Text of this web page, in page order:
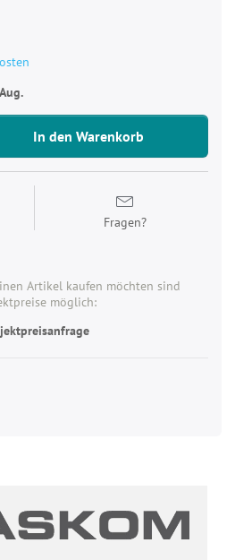
In den Warenkorb
Fragen?
Artikel kaufen möchten sind
möglich: